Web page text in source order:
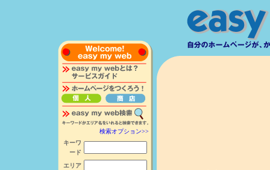
検索オプション>>
キーワ
ード
エリア